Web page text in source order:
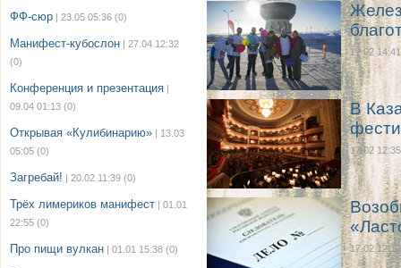
ФФ-сюр | 23.05 05:36 (0)
Манифест-кубослон | 27.04 12:32
(0)
Конференция и презентация |
09.04 01:13 (0)
Открывая «Кулибинарию» | 13.03
05:05 (0)
Загребай! | 20.02 11:39 (0)
Трёх лимериков манифест | 01.01
22:55 (0)
Про пищи вулкан | 01.01 15:38 (0)
17.02 14:41
В
17.02 12:35
17.02 12:10